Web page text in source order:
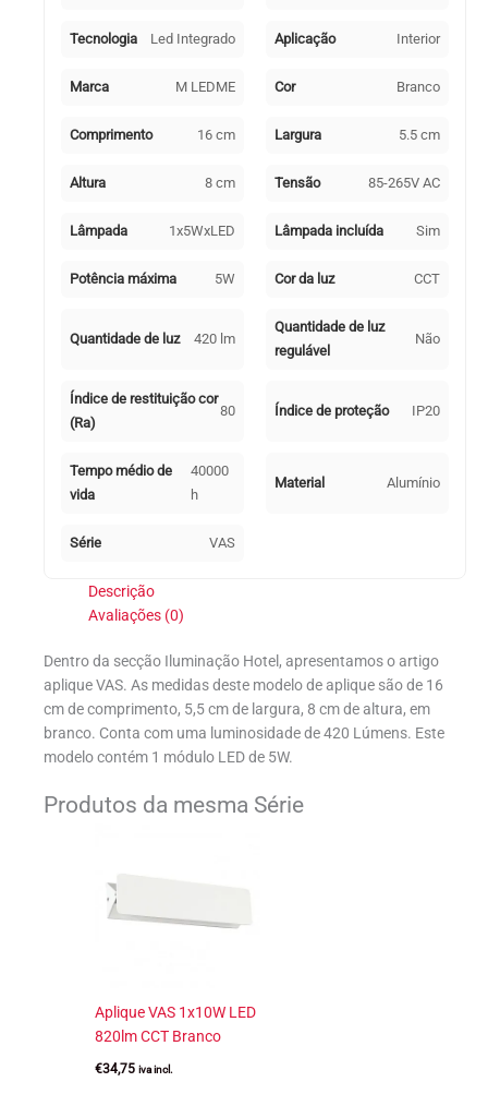
Tecnologia Led Integrado Aplicação Interior
Marca M LEDME Cor Branco
Comprimento 16 cm Largura 5.5 cm
Altura 8 cm Tensão 85-265V AC
Lâmpada 1x5WxLED Lâmpada incluída Sim
Potência máxima 5W Cor da luz CCT
Quantidade de luz 420 lm
Quantidade de luz
regulável
Não
Índice de restituição cor
(Ra)
80 Índice de proteção IP20
Tempo médio de
vida
40000
h
Material Alumínio
Série VAS
Descrição
Avaliações (0)
Dentro da secção Iluminação Hotel, apresentamos o artigo
aplique VAS. As medidas deste modelo de aplique são de 16
cm de comprimento, 5,5 cm de largura, 8 cm de altura, em
branco. Conta com uma luminosidade de 420 Lúmens. Este
modelo contém 1 módulo LED de 5W.
Produtos da mesma Série
Aplique VAS 1x10W LED
820lm CCT Branco
€34,75 iva incl.